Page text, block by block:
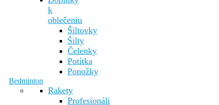
k
oblečeniu
Šiltovky
Šilty
Čelenky
Potítka
Ponožky
Bedminton
Rakety
Profesionáli